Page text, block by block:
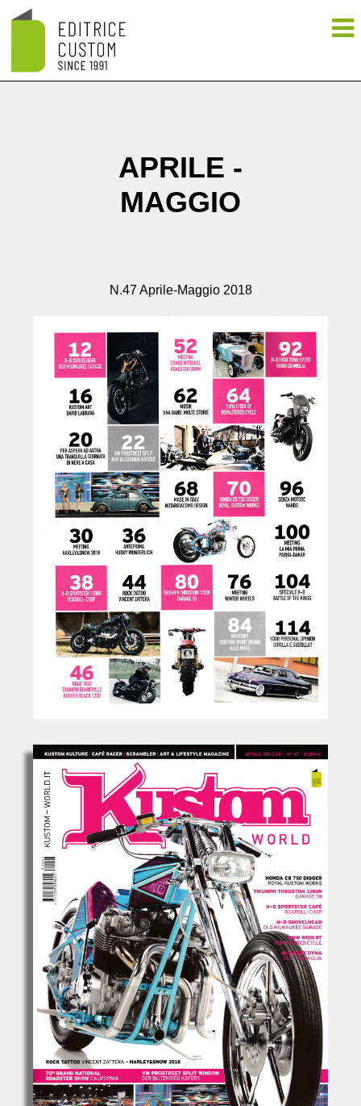
APRILE -
MAGGIO
N.47 Aprile-Maggio 2018